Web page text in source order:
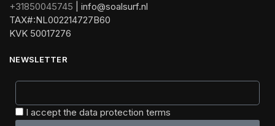
+31850045745 | info@soalsurf.nl
TAX#:NL002214727B60
KVK 50017276
NEWSLETTER
I accept the data protection terms